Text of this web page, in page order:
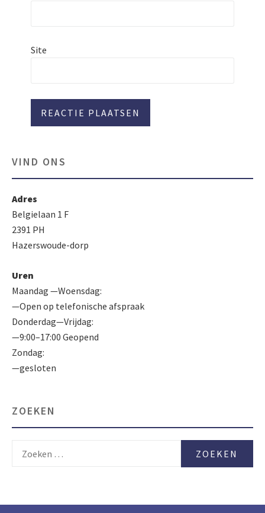
Site
VIND ONS
Adres
Belgielaan 1 F
2391 PH
Hazerswoude-dorp
Uren
Maandag —Woensdag:
—Open op telefonische afspraak
Donderdag—Vrijdag:
—9:00–17:00 Geopend
Zondag:
—gesloten
ZOEKEN